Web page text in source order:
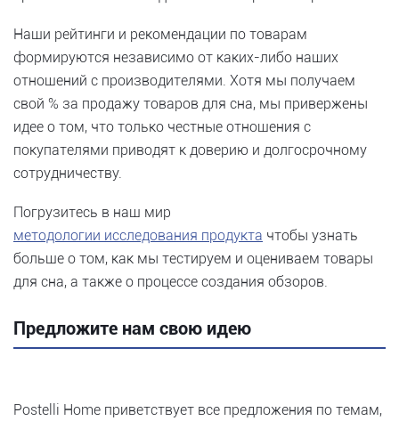
Наши рейтинги и рекомендации по товарам
формируются независимо от каких-либо наших
отношений с производителями. Хотя мы получаем
свой % за продажу товаров для сна, мы привержены
идее о том, что только честные отношения с
покупателями приводят к доверию и долгосрочному
сотрудничеству.
Погрузитесь в наш мир
методологии исследования продукта чтобы узнать
больше о том, как мы тестируем и оцениваем товары
для сна, а также о процессе создания обзоров.
Предложите нам свою идею
Postelli Home приветствует все предложения по темам,